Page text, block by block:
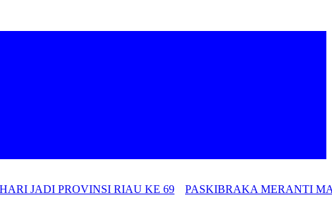
JADI PROVINSI RIAU KE 69
PASKIBRAKA MERANTI